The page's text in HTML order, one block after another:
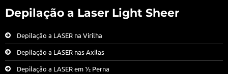
Depilação a Laser Light Sheer
Depilação a LASER na Virilha
Depilação a LASER nas Axilas
Depilação a LASER em ½ Perna